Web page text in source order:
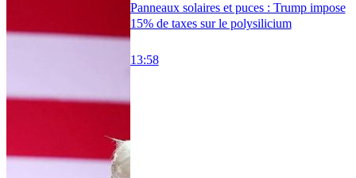
Panneaux solaires et puces : Trump impose
15% de taxes sur le polysilicium
13:58